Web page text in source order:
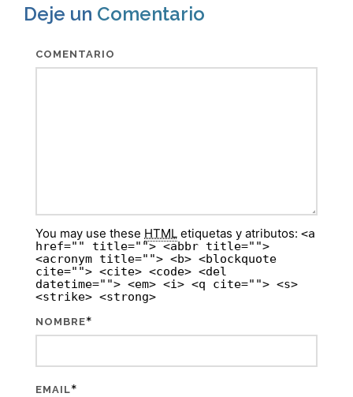
Deje un Comentario
COMENTARIO
You may use these HTML etiquetas y atributos: <a
href="" title=""> <abbr title="">
<acronym title=""> <b> <blockquote
cite=""> <cite> <code> <del
datetime=""> <em> <i> <q cite=""> <s>
<strike> <strong>
NOMBRE*
EMAIL*